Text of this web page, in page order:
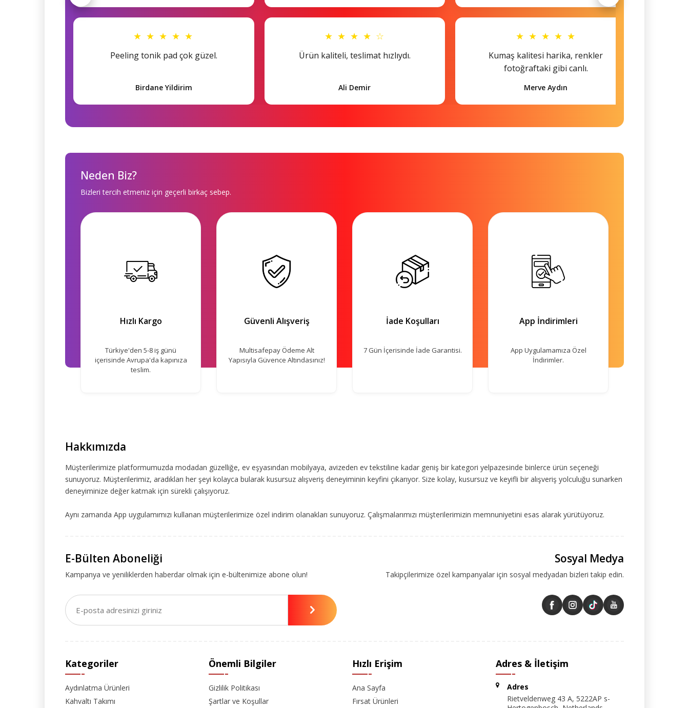
★ ★ ★ ★ ★
Peeling tonik pad çok güzel.
Birdane Yildirim
★ ★ ★ ★ ☆
Ürün kaliteli, teslimat hızlıydı.
Ali Demir
★ ★ ★ ★ ★
Kumaş kalitesi harika, renkler
fotoğraftaki gibi canlı.
Merve Aydın
Neden Biz?
Bizleri tercih etmeniz için geçerli birkaç sebep.
Hızlı Kargo
Türkiye'den 5-8 iş günü
içerisinde Avrupa'da kapınıza
teslim.
Güvenli Alışveriş
Multisafepay Ödeme Alt
Yapısıyla Güvence Altındasınız!
İade Koşulları
7 Gün İçerisinde İade Garantisi.
App İndirimleri
App Uygulamamıza Özel
İndirimler.
Hakkımızda
Müşterilerimize platformumuzda modadan güzelliğe, ev eşyasından mobilyaya, avizeden ev tekstiline kadar geniş bir kategori yelpazesinde binlerce ürün seçeneği
sunuyoruz. Müşterilerimiz, aradıkları her şeyi kolayca bularak kusursuz alışveriş deneyiminin keyfini çıkarıyor. Size kolay, kusursuz ve keyifli bir alışveriş yolculuğu sunarken
deneyiminize değer katmak için sürekli çalışıyoruz.
Aynı zamanda App uygulamımızı kullanan müşterilerimize özel indirim olanakları sunuyoruz. Çalışmalarımızı müşterilerimizin memnuniyetini esas alarak yürütüyoruz.
E-Bülten Aboneliği
Kampanya ve yeniliklerden haberdar olmak için e-bültenimize abone olun!
Sosyal Medya
Takipçilerimize özel kampanyalar için sosyal medyadan bizleri takip edin.
Kategoriler
Aydınlatma Ürünleri
Kahvaltı Takımı
Önemli Bilgiler
Gizlilik Politikası
Şartlar ve Koşullar
Hızlı Erişim
Ana Sayfa
Fırsat Ürünleri
Adres & İletişim
Adres
Rietveldenweg 43 A, 5222AP s-